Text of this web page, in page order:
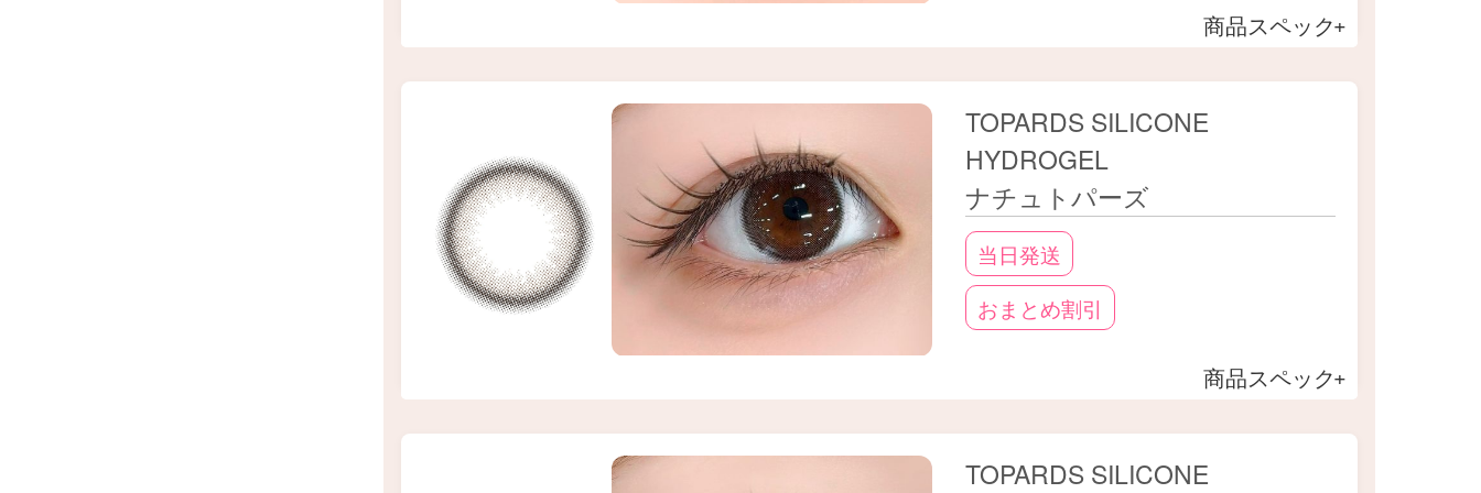
商品スペック
TOPARDS SILICONE
HYDROGEL
ナチュトパーズ
当日発送
おまとめ割引
商品スペック
TOPARDS SILICONE